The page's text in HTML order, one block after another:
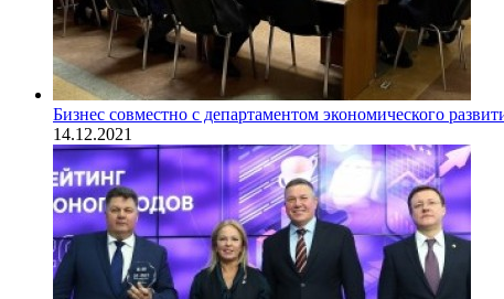
Бизнес совместно с департаментом экономического
14.12.2021